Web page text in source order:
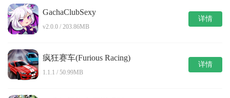
GachaClubSexy
v2.0.0 / 203.86MB
详情
疯狂赛车(Furious Racing)
1.1.1 / 50.99MB
详情